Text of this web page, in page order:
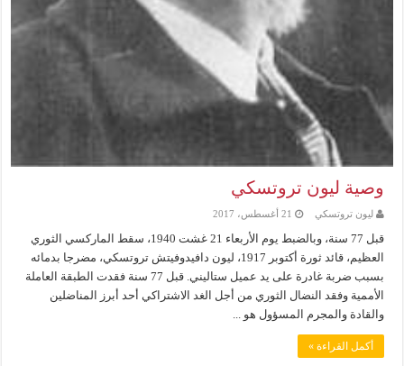
وصية ليون تروتسكي
ليون تروتسكي 21 أغسطس، 2017
قبل 77 سنة، وبالضبط يوم الأربعاء 21 غشت 1940، سقط الماركسي الثوري
العظيم، قائد ثورة أكتوبر 1917، ليون دافيدوفيتش تروتسكي، مضرجا بدمائه
بسبب ضربة غادرة على يد عميل ستاليني. قبل 77 سنة فقدت الطبقة العاملة
الأممية وفقد النضال الثوري من أجل الغد الاشتراكي أحد أبرز المناضلين
والقادة والمجرم المسؤول هو ...
أكمل القراءة »